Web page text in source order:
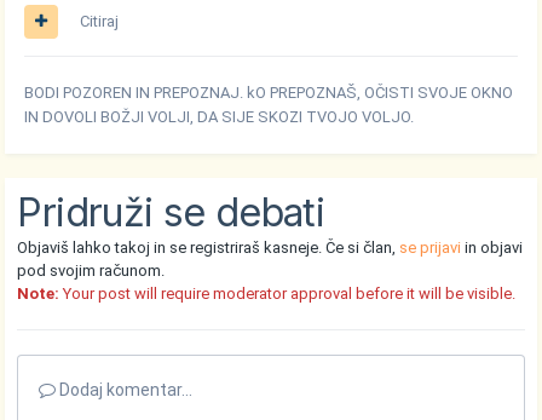
Citiraj
BODI POZOREN IN PREPOZNAJ. kO PREPOZNAŠ, OČISTI SVOJE OKNO
IN DOVOLI BOŽJI VOLJI, DA SIJE SKOZI TVOJO VOLJO.
Pridruži se debati
Objaviš lahko takoj in se registriraš kasneje. Če si član, se prijavi in objavi
pod svojim računom.
Note: Your post will require moderator approval before it will be visible.
Dodaj komentar...